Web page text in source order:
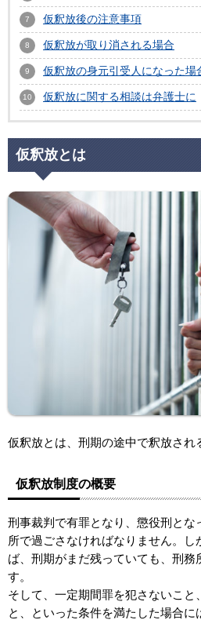
仮釈放後の注意事項
仮釈放が取り消される場合
仮釈放の身元引受人になった場
仮釈放に関する相談は弁護士に
仮釈放とは
仮釈放とは、刑期の途中で釈放され
仮釈放制度の概要
刑事裁判で有罪となり、懲役刑とな
所で過ごさなければなりません。
ば、刑期がまだ残っていても、刑務
す。
そして、一定期間罪を犯さないこと
と、といった条件を満たした場合に